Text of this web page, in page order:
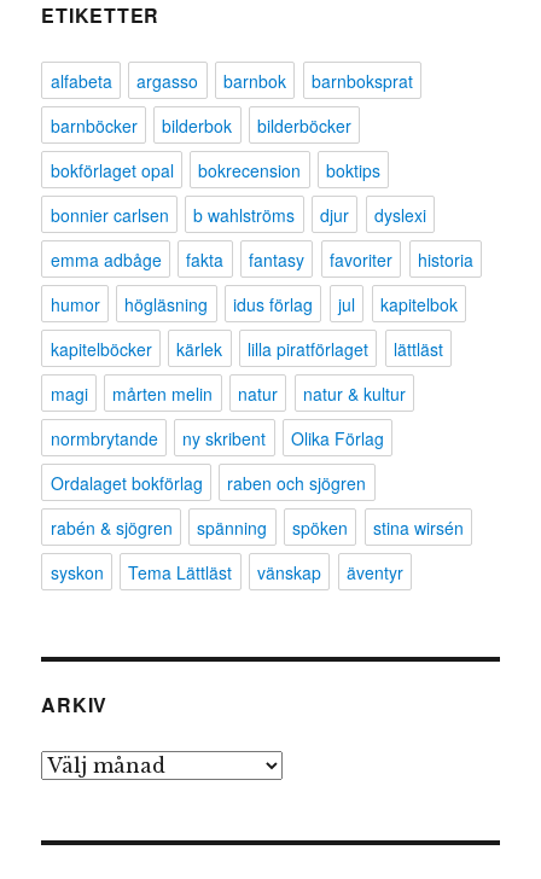
ETIKETTER
alfabeta argasso barnbok
barnboksprat
barnböcker
bilderbok
bilderböcker
bokförlaget opal
bokrecension
boktips
bonnier carlsen
b wahlströms djur
dyslexi
emma adbåge
fakta fantasy favoriter
historia
humor
högläsning idus förlag jul
kapitelbok
kapitelböcker
kärlek lilla piratförlaget
lättläst
magi
mårten melin natur
natur & kultur
normbrytande
ny skribent
Olika Förlag
Ordalaget bokförlag
raben och sjögren
rabén & sjögren
spänning spöken
stina wirsén
syskon
Tema Lättläst vänskap äventyr
ARKIV
Arkiv